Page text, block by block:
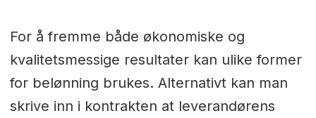
For å fremme både økonomiske og
kvalitetsmessige resultater kan ulike former
for belønning brukes. Alternativt kan man
skrive inn i kontrakten at leverandørens